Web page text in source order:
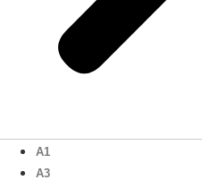
A1
A3